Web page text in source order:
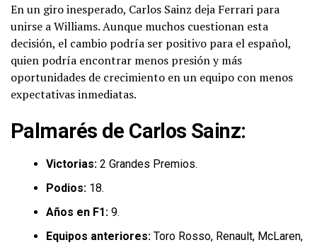
En un giro inesperado, Carlos Sainz deja Ferrari para
unirse a Williams. Aunque muchos cuestionan esta
decisión, el cambio podría ser positivo para el español,
quien podría encontrar menos presión y más
oportunidades de crecimiento en un equipo con menos
expectativas inmediatas.
Palmarés de Carlos Sainz:
Victorias: 2 Grandes Premios.
Podios: 18.
Años en F1: 9.
Equipos anteriores: Toro Rosso, Renault, McLaren,